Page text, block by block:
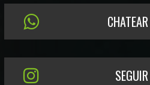
CHATEAR
SEGUIR